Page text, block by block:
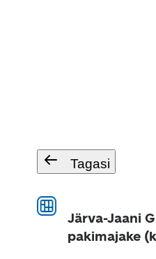
Tagasi
Järva-Jaani
pakimajake